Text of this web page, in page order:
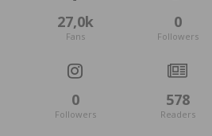
27,0k
Fans
0
Followers
0
Followers
578
Readers